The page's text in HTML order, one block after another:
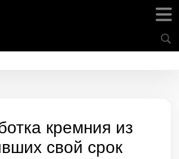
кремния из
свой срок